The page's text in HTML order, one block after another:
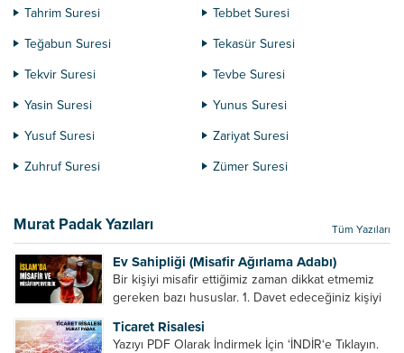
Tahrim Suresi
Tebbet Suresi
Teğabun Suresi
Tekasür Suresi
Tekvir Suresi
Tevbe Suresi
Yasin Suresi
Yunus Suresi
Yusuf Suresi
Zariyat Suresi
Zuhruf Suresi
Zümer Suresi
Murat Padak Yazıları Tüm Yazıları
Ev Sahipliği (Misafir Ağırlama Adabı)
Bir kişiyi misafir ettiğimiz zaman dikkat etmemiz
gereken bazı hususlar. 1. Davet edeceğiniz kişiyi
önce, bir hafta önce veya gün içinde davet edin....
Ticaret Risalesi
Yazıyı PDF Olarak İndirmek İçin ‘İNDİR‘e Tıklayın.